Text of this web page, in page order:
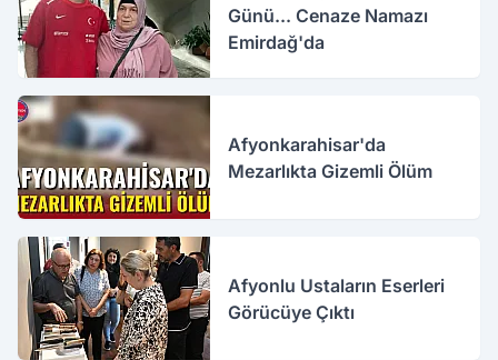
Günü... Cenaze Namazı
Emirdağ'da
Afyonkarahisar'da
Mezarlıkta Gizemli Ölüm
Afyonlu Ustaların Eserleri
Görücüye Çıktı